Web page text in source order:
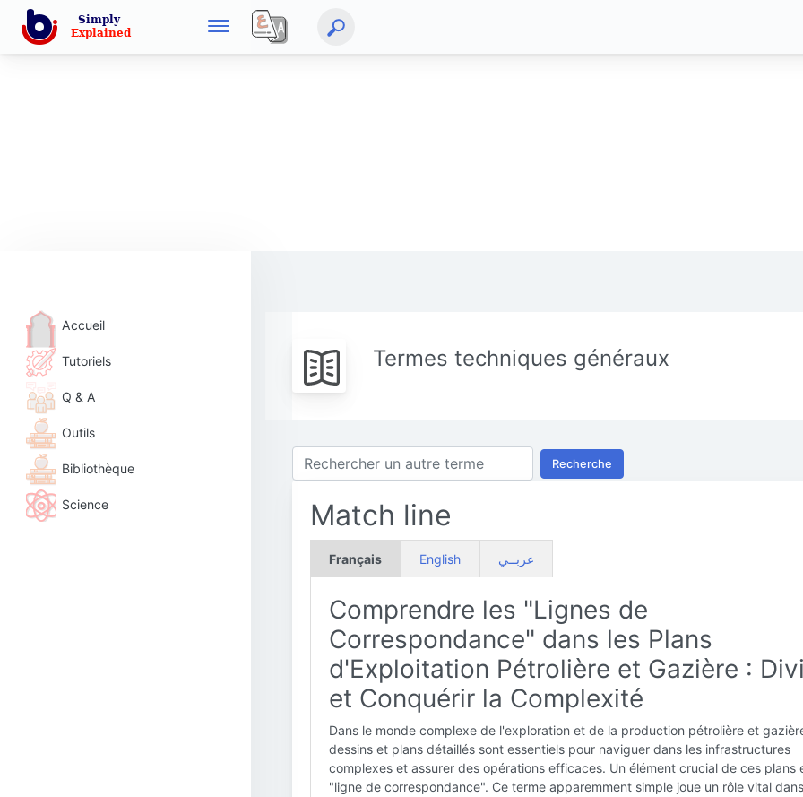
Accueil
Tutoriels
Q & A
Outils
Bibliothèque
Science
Termes techniques généraux
Recherche
Match line
Français English عربــي
Comprendre les "Lignes de
Correspondance" dans les Plans
d'Exploitation Pétrolière et Gazière :
et Conquérir la Complexité
Dans le monde complexe de l'exploration et de la production pétrolière et
dessins et plans détaillés sont essentiels pour naviguer dans les infrastructures
complexes et assurer des opérations efficaces. Un élément crucial de ces plans
"ligne de correspondance". Ce terme apparemment simple joue un rôle vital